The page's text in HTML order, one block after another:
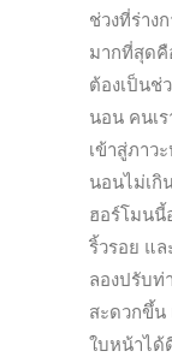
ช่วงที่ร่าง
มากที่สุดคื
ต้องเป็นช่
นอน คนเ
เข้าสู่ภาว
นอนไม่เกิ
ฮอร์โมนนี้
ริ้วรอย แ
ลองปรับท่
สะดวกขึ้น
ใบหน้าได้